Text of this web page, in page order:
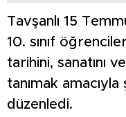
Tavşanlı 15
10. sınıf
tarihini, sanatını
tanımak
düzenledi.